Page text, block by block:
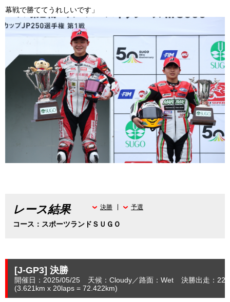
幕戦で勝ててうれしいです」
レース結果
コース：スポーツランドＳＵＧＯ
決勝 予選
[J-GP3] 決勝
開催日：2025/05/25 天候：Cloudy 路面：Wet
決勝出走：22
(3.621 km x 20laps = 72.422km)